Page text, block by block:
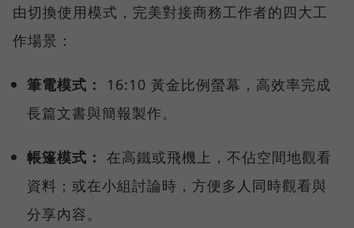
由切換使用模式，完美對接商務工作者的四大工
作場景：
筆電模式：
16:10 黃金比例螢幕，高效率完成
長篇文書與簡報製作。
帳篷模式： 在高鐵或飛機上，不佔空間地觀看
資料；或在小組討論時，方便多人同時觀看與
分享內容。